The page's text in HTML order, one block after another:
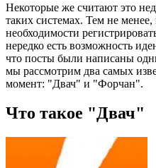
Некоторые же считают это
таких системах. Тем не менее,
необходимости
нередко есть возможность
что посты были написаны
мы рассмотрим два самых
момент: "Двач" и "Форчан".
Что такое "Двач"